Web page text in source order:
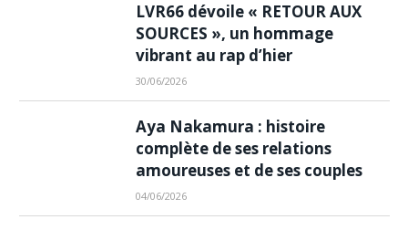
LVR66 dévoile « RETOUR AUX
SOURCES », un hommage
vibrant au rap d’hier
30/06/2026
Aya Nakamura : histoire
complète de ses relations
amoureuses et de ses couples
04/06/2026